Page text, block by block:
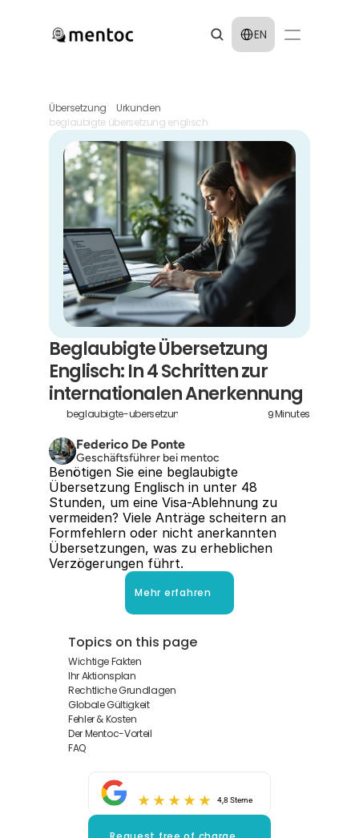
Select Language
EN
Übersetzung
Urkunden
beglaubigte übersetzung englisch
Beglaubigte Übersetzung
Englisch: In 4 Schritten zur
internationalen Anerkennung
beglaubigte-ubersetzung-englisch 9Minutes
Federico De Ponte
Geschäftsführer bei mentoc
Benötigen Sie eine beglaubigte
Übersetzung Englisch in unter 48
Stunden, um eine Visa-Ablehnung zu
vermeiden? Viele Anträge scheitern an
Formfehlern oder nicht anerkannten
Übersetzungen, was zu erheblichen
Verzögerungen führt.
Mehr erfahren
Topics on this page
Wichtige Fakten
Ihr Aktionsplan
Rechtliche Grundlagen
Globale Gültigkeit
Fehler & Kosten
Der Mentoc-Vorteil
FAQ
4,8 Sterne